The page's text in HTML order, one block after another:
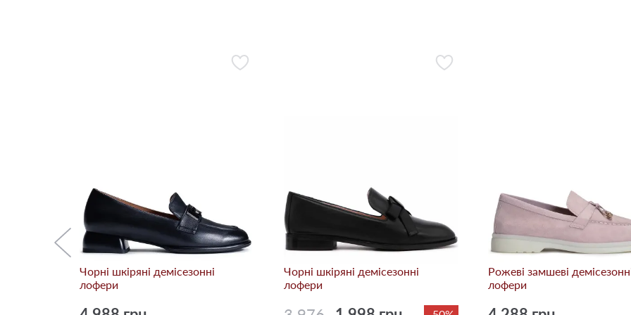
Чорні шкіряні демісезонні
лофери
Чорні шкіряні демісезонні
лофери
Рожеві замшеві
лофери